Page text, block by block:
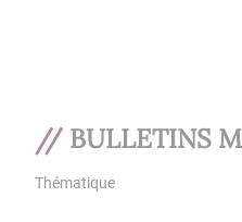
BULLETINS
Thématique